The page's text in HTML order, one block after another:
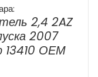
2,4 2AZ
2007
13410 ОЕМ